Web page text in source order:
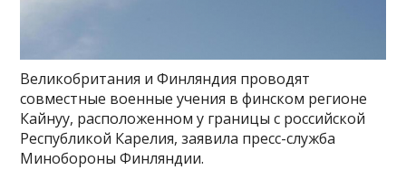
Великобритания и Финляндия проводят
совместные военные учения в финском регионе
Кайнуу, расположенном у границы с российской
Республикой Карелия, заявила пресс-служба
Минобороны Финляндии.